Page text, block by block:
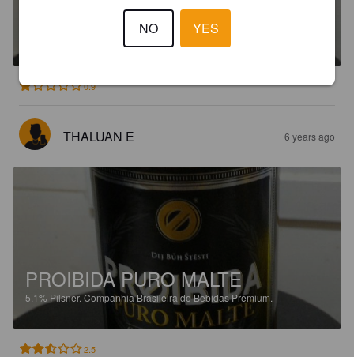
PROIBIDA PURO MALTE
Companhia Brasileira de Bebidas Premium.
0.9
THALUAN E 6 years ago
PROIBIDA PURO MALTE
5.1% Pilsner.Companhia Brasileira de Bebidas Premium.
2.5
NO YES